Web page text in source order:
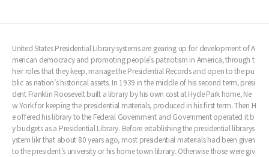
United States Presidential Library systems are gearing up for development of A
merican democracy and promoting people’s patriotism in America, through t
heir roles that they keep, manage the Presidential Records and open to the pu
blic as nation’s historical assets. In 1939 in the middle of his second term, presi
dent Franklin Roosevelt built a library by his own cost at Hyde Park home, Ne
w York for keeping the presidential materials, produced in his first term. Then H
e offered his library to the Federal Government and Government operated it b
y budgets as a Presidential Library. Before establishing the presidential librarys
ystem likr that about 80 years ago, most presidential materials had been given
to the president’s university or his home town library. Otherwise those were giv